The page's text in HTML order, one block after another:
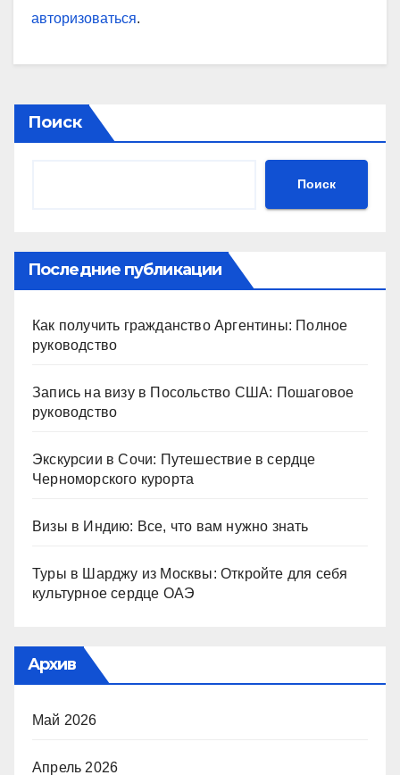
авторизоваться.
Поиск
Поиск
Последние публикации
Как получить гражданство Аргентины: Полное
руководство
Запись на визу в Посольство США: Пошаговое
руководство
Экскурсии в Сочи: Путешествие в сердце
Черноморского курорта
Визы в Индию: Все, что вам нужно знать
Туры в Шарджу из Москвы: Откройте для себя
культурное сердце ОАЭ
Архив
Май 2026
Апрель 2026